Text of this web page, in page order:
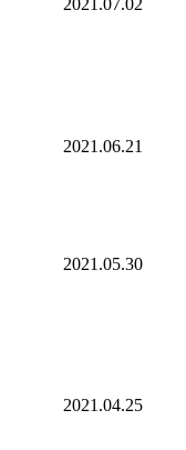
2021.07.02
2021.06.21
2021.05.30
2021.04.25